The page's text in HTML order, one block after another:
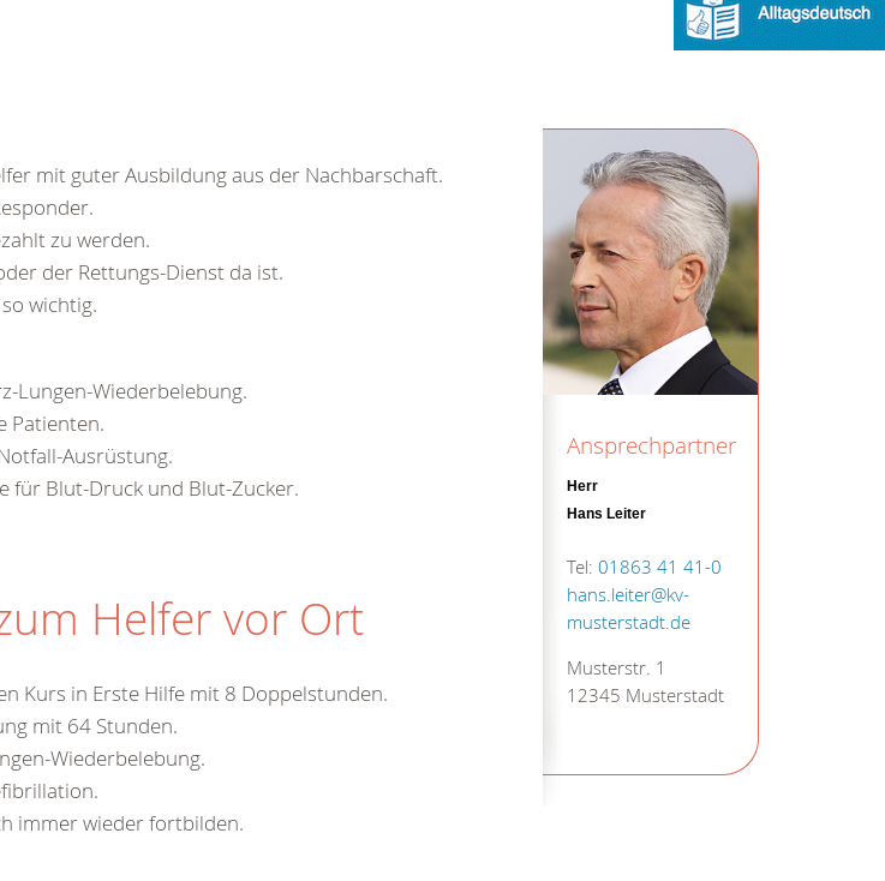
Ansprechpartner
Herr
Hans Leiter
Tel: 01863 41 41-0
hans.leiter@kv-
musterstadt.de
Musterstr. 1
12345 Musterstadt
mit guter Ausbildung aus der Nachbarschaft.
zu werden.
der Rettungs-Dienst da ist.
wichtig.
Lungen-Wiederbelebung.
Patienten.
Ausrüstung.
für Blut-Druck und Blut-Zucker.
Helfer vor Ort
Kurs in Erste Hilfe mit 8 Doppelstunden.
mit 64 Stunden.
Wiederbelebung.
immer wieder fortbilden.